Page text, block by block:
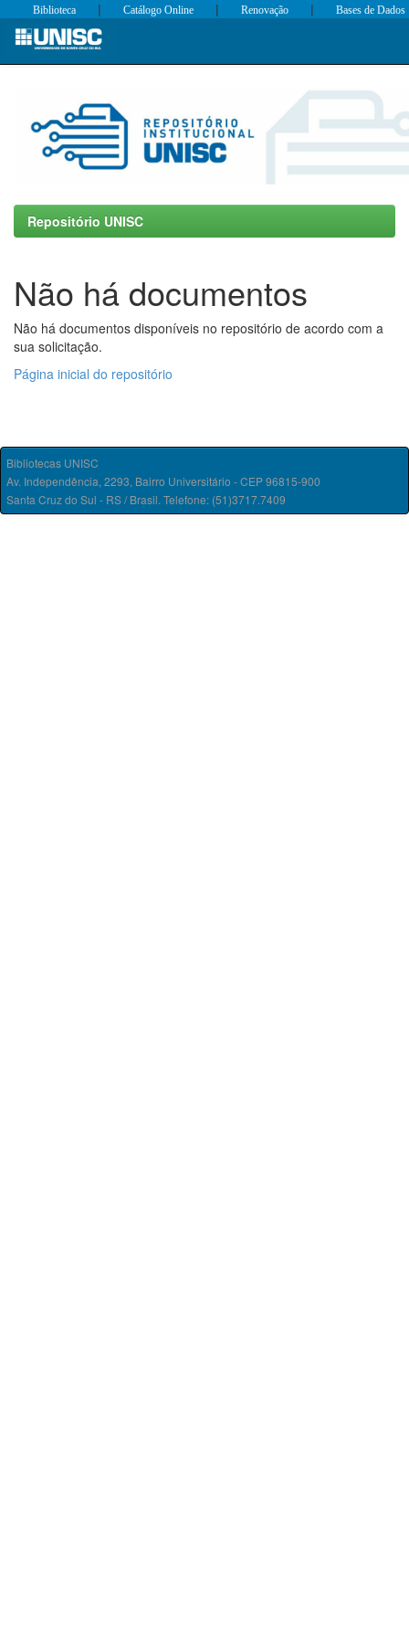
Skip
Biblioteca | Catálogo Online | Renovação | Bases de Dados
Repositório UNISC
Não há documentos
Não há documentos disponíveis no repositório de acordo com a
sua solicitação.
Página inicial do repositório
Bibliotecas UNISC
Av. Independência, 2293, Bairro Universitário - CEP 96815-900
Santa Cruz do Sul - RS / Brasil. Telefone: (51)3717.7409